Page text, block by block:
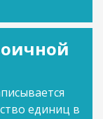
единиц в